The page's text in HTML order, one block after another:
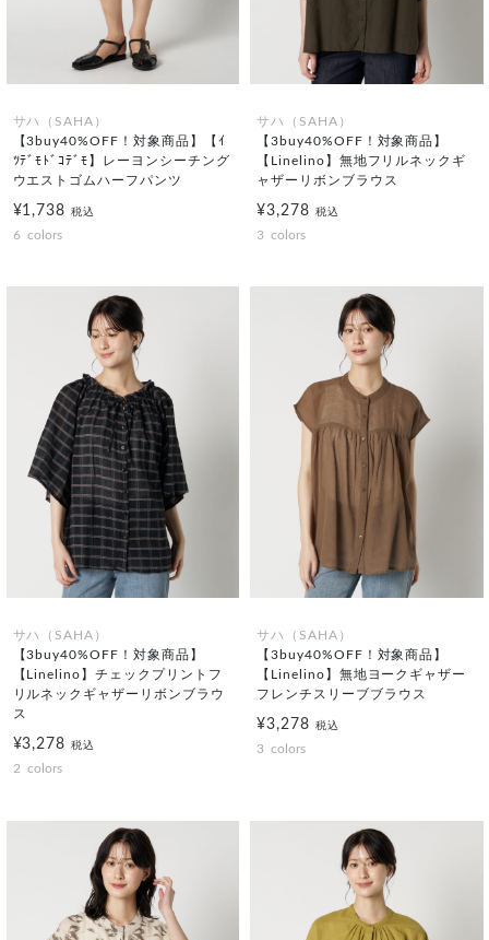
サハ（SAHA）
【3buy40%OFF！対象商品】【ｲ
ﾂﾃﾞﾓﾄﾞｺﾃﾞﾓ】レーヨンシーチング
ウエストゴムハーフパンツ
¥1,738税込
6 colors
サハ（SAHA）
【3buy40%OFF！対象商品】
【Linelino】無地フリルネックギ
ャザーリボンブラウス
¥3,278 税込
3 colors
サハ（SAHA）
【3buy40%OFF！対象商品】
【Linelino】チェックプリントフ
リルネックギャザーリボンブラウ
ス
¥3,278税込
2 colors
サハ（SAHA）
【3buy40%OFF！対象商品】
【Linelino】無地ヨークギャザー
フレンチスリーブブラウス
¥3,278 税込
3 colors